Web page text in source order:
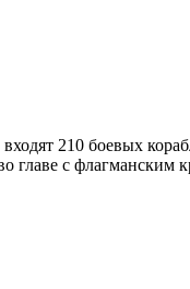
210 боевых
главе с флагманским